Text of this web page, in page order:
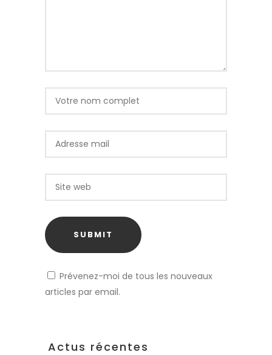
Prévenez-moi de tous les nouveaux
articles par email.
Actus récentes